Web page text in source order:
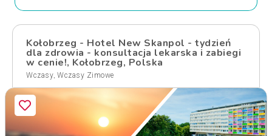
Kołobrzeg - Hotel New Skanpol - tydzień
dla zdrowia - konsultacja lekarska i zabiegi
w cenie!, Kołobrzeg, Polska
Wczasy, Wczasy Zimowe